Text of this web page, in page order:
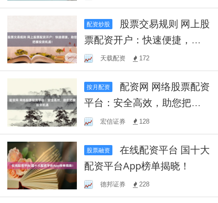
配资炒股
票配资开户：快速便捷，助
您把握投资机遇！
天载配资 172
按月配资
平台：安全高效，助您把握
投资机遇
宏信证券 128
股票融资
在线配资平台 国十大
配资平台App榜单揭晓！
德邦证券 228